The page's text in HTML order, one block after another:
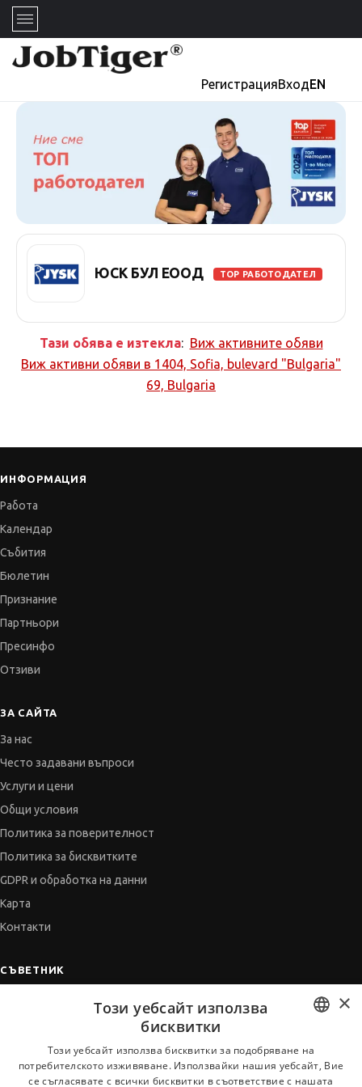
РегистрацияВходEN
ЮСК БУЛ ЕООД TOP РАБОТОДАТЕЛ
Тази обява е изтекла: Виж активните обяви
Виж активни обяви в 1404, Sofia, bulevard "Bulgaria"
69, Bulgaria
ИНФОРМАЦИЯ
Работа
Календар
Събития
Бюлетин
Признание
Партньори
Пресинфо
Отзиви
ЗА САЙТА
За нас
Често задавани въпроси
Услуги и цени
Общи условия
Политика за поверителност
Политика за бисквитките
GDPR и обработка на данни
Карта
Контакти
СЪВЕТНИК
Когато получим оферта
BULGARIAN
ENGLISH
×
Този уебсайт използва
бисквитки
Този уебсайт използва бисквитки за подобряване на
потребителското изживяване. Използвайки нашия уебсайт, Вие
се съгласявате с всички бисквитки в съответствие с нашата